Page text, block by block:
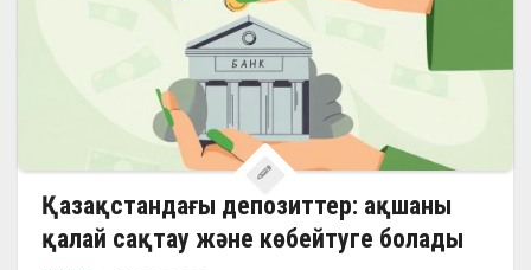
Қазақстандағы депозиттер: ақшаны
қалай сақтау және көбейтуге болады